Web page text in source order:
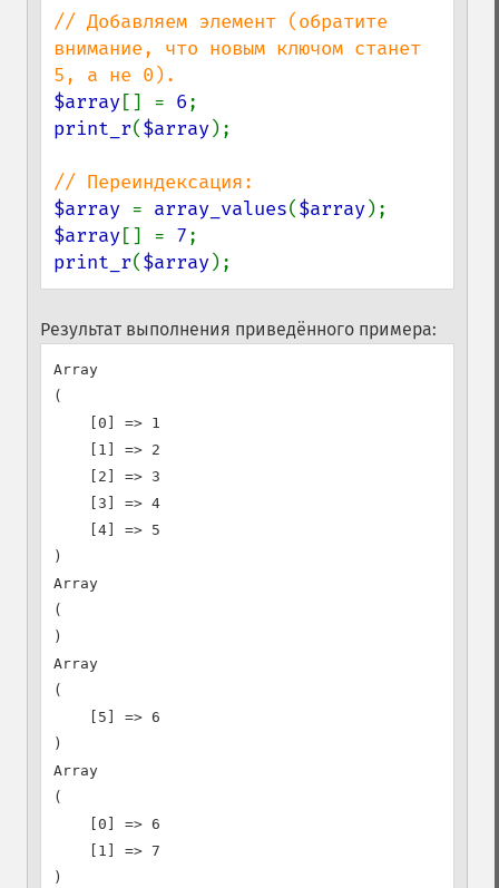
// Добавляем элемент (обратите
внимание, что новым ключом станет
$array[] = 6
print_r($array);
$array = array_values($array
$array[] = 7
print_r($array);
Результат выполнения приведённого примера:
Array
(
    [0] => 1
    [1] => 2
    [2] => 3
    [3] => 4
    [4] => 5
)
Array
(
)
Array
(
    [5] => 6
)
Array
(
    [0] => 6
    [1] => 7